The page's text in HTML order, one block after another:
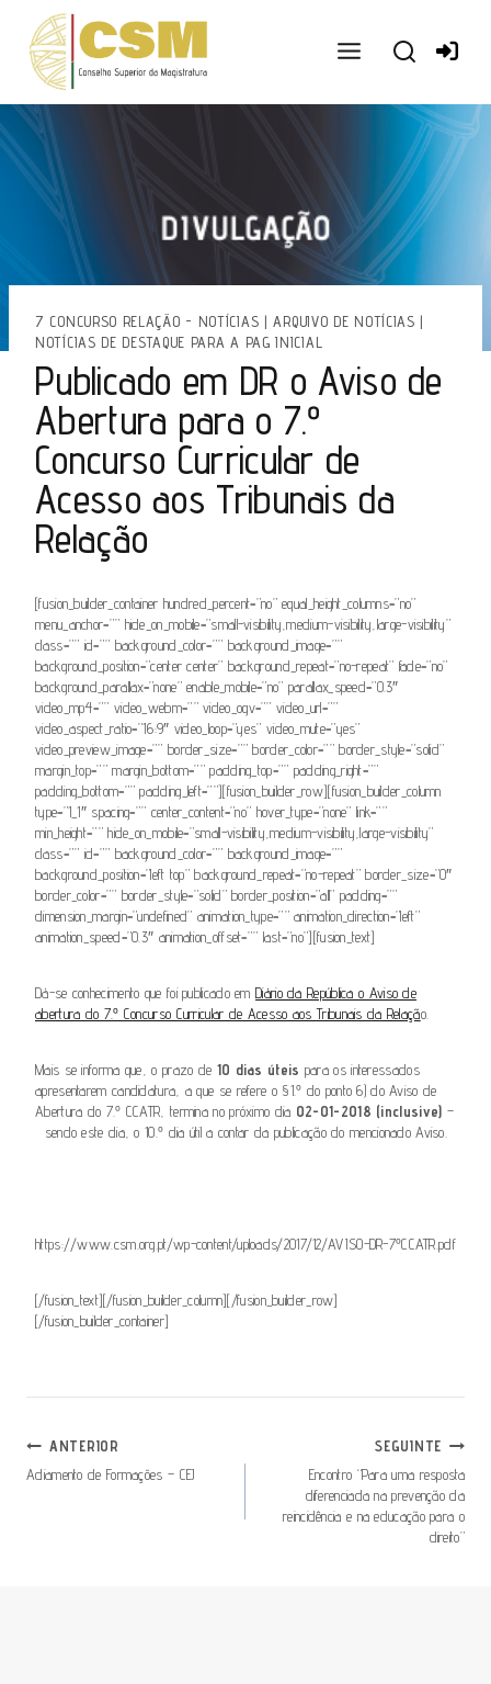
conteúdo
7 CONCURSO RELAÇÃO - NOTÍCIAS |ARQUIVO DE NOTÍCIAS |
NOTÍCIAS DE DESTAQUE PARA A PAG INICIAL
Publicado em DR o Aviso de
Abertura para o 7.º
Concurso Curricular de
Acesso aos Tribunais da
Relação
[fusion_builder_container hundred_percent=”no” equal_height_columns=”no”
menu_anchor=”” hide_on_mobile=”small-visibility,medium-visibility,large-visibility”
class=”” id=”” background_color=”” background_image=””
background_position=”center center” background_repeat=”no-repeat” fade=”no”
background_parallax=”none” enable_mobile=”no” parallax_speed=”0.3″
video_mp4=”” video_webm=”” video_ogv=”” video_url=””
video_aspect_ratio=”16:9″ video_loop=”yes” video_mute=”yes”
video_preview_image=”” border_size=”” border_color=”” border_style=”solid”
margin_top=”” margin_bottom=”” padding_top=”” padding_right=””
padding_bottom=”” padding_left=””][fusion_builder_row][fusion_builder_column
type=”1_1″ spacing=”” center_content=”no” hover_type=”none” link=””
min_height=”” hide_on_mobile=”small-visibility,medium-visibility,large-visibility”
class=”” id=”” background_color=”” background_image=””
background_position=”left top” background_repeat=”no-repeat” border_size=”0″
border_color=”” border_style=”solid” border_position=”all” padding=””
dimension_margin=”undefined” animation_type=”” animation_direction=”left”
animation_speed=”0.3″ animation_offset=”” last=”no”][fusion_text]
Dá-se conhecimento que foi publicado emDiário da República o Aviso de
abertura do 7.º Concurso Curricular de Acesso aos Tribunais da Relação.
Mais se informa que, o prazo de 10 dias úteis para os interessados
apresentarem candidatura, a que se refere o §1.º do ponto 6) do Aviso de
Abertura do 7.º CCATR, termina no próximo dia 02-01-2018 (inclusive) –
sendo este dia, o 10.º dia útil a contar da publicação do mencionado Aviso.
https://www.csm.org.pt/wp-content/uploads/2017/12/AVISO-DR-7ºCCATR.pdf
[/fusion_text][/fusion_builder_column][/fusion_builder_row]
[/fusion_builder_container]
Navegação
De
ANTERIOR
Adiamento de Formações – CEJ
SEGUINTE
Encontro “Para uma resposta
diferenciada na prevenção da
reincidência e na educação para o
direito”